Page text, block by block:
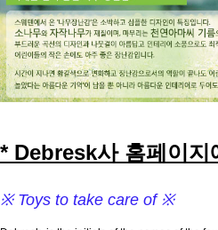
* Debresk사 홈페이지
※ Toys to take care of ※